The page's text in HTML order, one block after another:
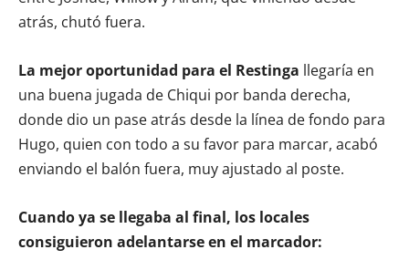
atrás, chutó fuera.
La mejor oportunidad para el Restinga llegaría en
una buena jugada de Chiqui por banda derecha,
donde dio un pase atrás desde la línea de fondo para
Hugo, quien con todo a su favor para marcar, acabó
enviando el balón fuera, muy ajustado al poste.
Cuando ya se llegaba al final, los locales
consiguieron adelantarse en el marcador: